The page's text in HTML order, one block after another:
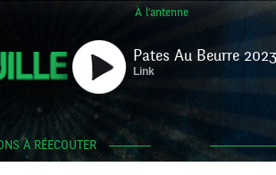
À l'antenne
Pates Au Beurre
Link
À RÉECOUTER